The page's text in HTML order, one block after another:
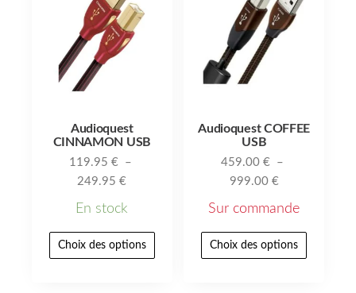
Audioquest
CINNAMON USB
119.95 €
–
249.95€
En stock
Choix des options
Audioquest COFFEE
USB
459.00€ –
999.00 €
Sur commande
Choix des options